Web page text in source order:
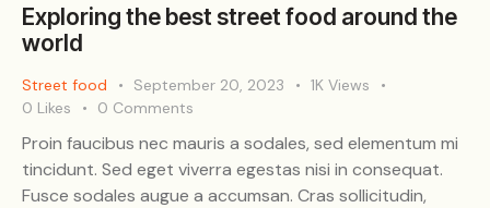
Exploring the best street food around the
world
Street food September 20, 2023 1K Views
0 Likes 0 Comments
Proin faucibus nec mauris a sodales, sed elementum mi
tincidunt. Sed eget viverra egestas nisi in consequat.
Fusce sodales augue a accumsan. Cras sollicitudin,